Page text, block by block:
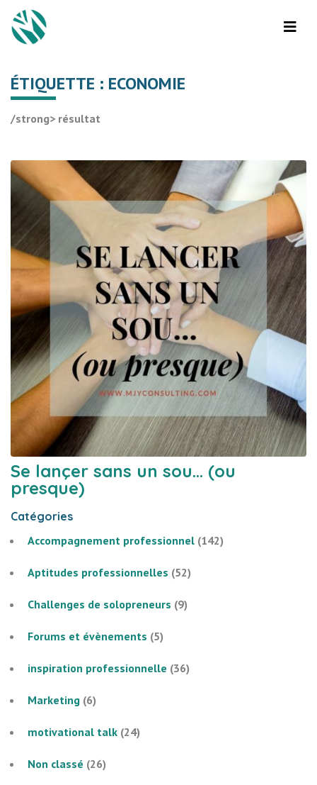
ÉTIQUETTE : ECONOMIE
/strong> résultat
Se lançer sans un sou… (ou
presque)
Catégories
Accompagnement professionnel (142)
Aptitudes professionnelles (52)
Challenges de solopreneurs (9)
Forums et évènements (5)
inspiration professionnelle (36)
Marketing (6)
motivational talk (24)
Non classé (26)